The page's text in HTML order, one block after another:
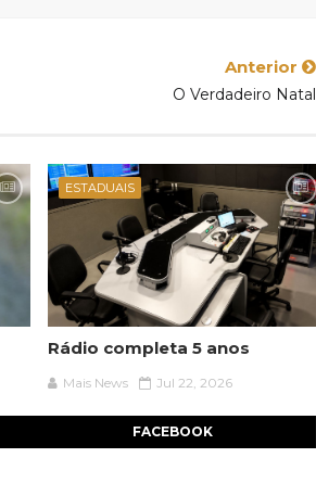
Anterior
O Verdadeiro Natal
ESTADUAIS
Rádio completa 5 anos
Mais News Jul 22, 2026
FACEBOOK